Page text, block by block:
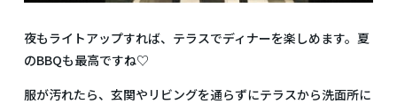
夜もライトアップすれば、テラスでディナーを楽しめます。夏
のBBQも最高ですね♡
服が汚れたら、玄関やリビングを通らずにテラスから洗面所に